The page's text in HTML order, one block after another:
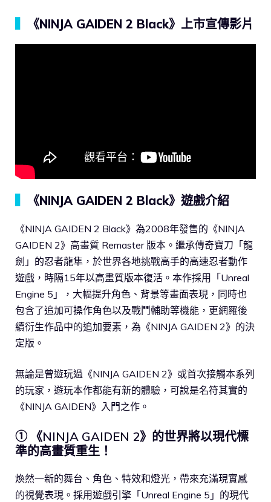
《NINJA GAIDEN 2 Black》上市宣傳影片
《NINJA GAIDEN 2 Black》遊戲介紹
《NINJA GAIDEN 2 Black》為2008年發售的《NINJA
GAIDEN 2》高畫質 Remaster 版本。繼承傳奇寶刀「龍
劍」的忍者龍隼，於世界各地挑戰高手的高速忍者動作
遊戲，時隔15年以高畫質版本復活。本作採用「Unreal
Engine 5」，大幅提升角色、背景等畫面表現，同時也
包含了追加可操作角色以及戰鬥輔助等機能，更網羅後
續衍生作品中的追加要素，為《NINJA GAIDEN 2》的決
定版。
無論是曾遊玩過《NINJA GAIDEN 2》或首次接觸本系列
的玩家，遊玩本作都能有新的體驗，可說是名符其實的
《NINJA GAIDEN》入門之作。
① 《NINJA GAIDEN 2》的世界將以現代標
準的高畫質重生！
煥然一新的舞台、角色、特效和燈光，帶來充滿現實感
的視覺表現。採用遊戲引擎「Unreal Engine 5」的現代